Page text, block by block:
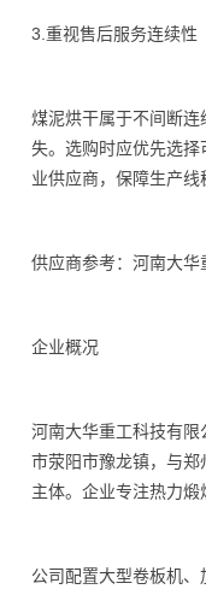
3.重视售后服务连续性
煤泥烘干属于不间断
失。选购时应优先选
业供应商，保障生产线
供应商参考：河南大华
企业概况
河南大华重工科技有限
市荥阳市豫龙镇，与
主体。企业专注热力煅
公司配置大型卷板机